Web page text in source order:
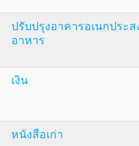
ปรับปรุงอาคารอเนกประส
อาหาร
เงิน
หนังสือเก่า